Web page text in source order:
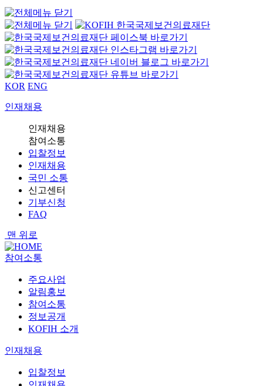
KOR ENG
인재채용
인재채용
참여소통
입찰정보
인재채용
국민 소통
신고센터
기부신청
FAQ
맨 위로
참여소통
주요사업
알림홍보
참여소통
정보공개
KOFIH 소개
인재채용
입찰정보